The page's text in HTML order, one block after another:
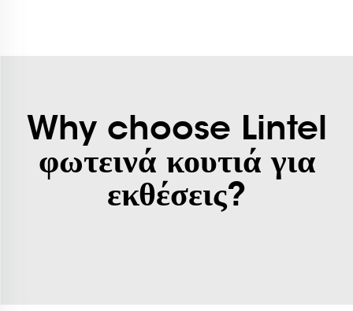
Why choose Lintel
φωτεινά κουτιά για
εκθέσεις?